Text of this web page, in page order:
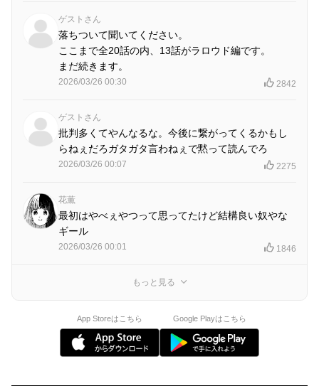
ゲストさん
落ちついて聞いてください。
ここまで全20話の内、13話がラロウド編です。
まだ続きます。
2026/03/26 00:30 2842
ゲストさん
批判多くてやんなるな。今後に繋がってくるかもし
らねぇだろガタガタ言わねぇで黙って読んでろ
2026/03/26 00:07 2275
花薫
最初はやべぇやつって思ってたけど結構良い奴やな
ギール
2026/03/26 00:01 1846
もっと見る
App Storeはこちら Google Playはこちら